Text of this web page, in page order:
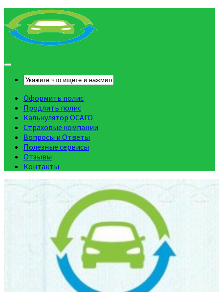
Оформить полис
Продлить полис
Калькулятор ОСАГО
Страховые компании
Вопросы и Ответы
Полезные сервисы
Отзывы
Контакты